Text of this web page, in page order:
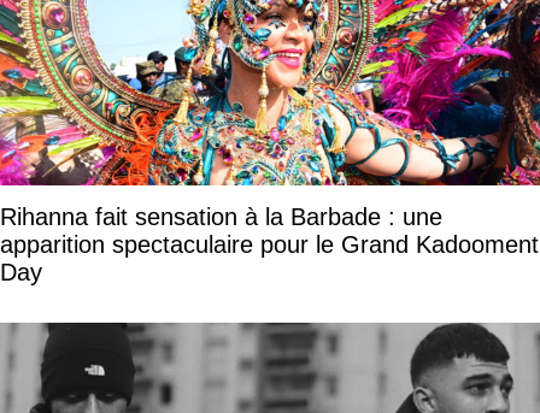
Rihanna fait sensation à la Barbade : une
apparition spectaculaire pour le Grand Kadooment
Day